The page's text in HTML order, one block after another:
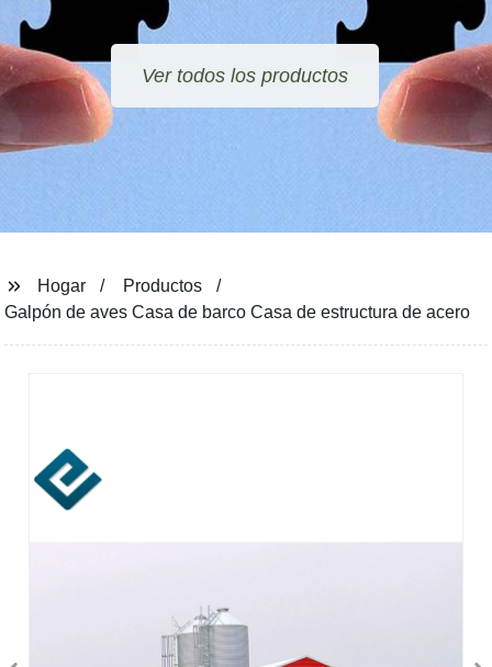
Ver todos los productos
Hogar
Productos
Galpón de aves Casa de barco Casa de estructura de acero